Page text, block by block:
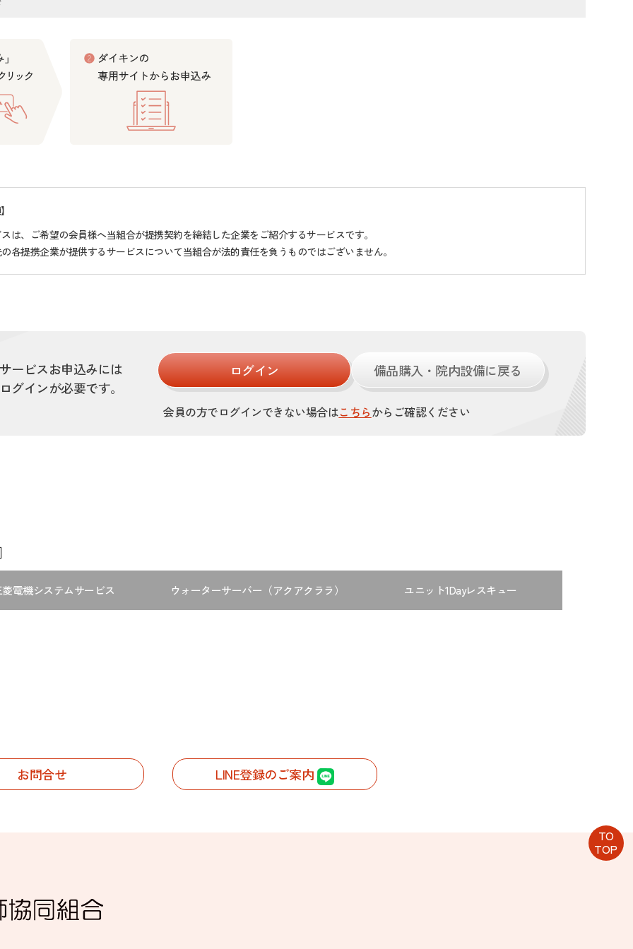
は、ご希望の会員様へ当組合が提携契約を締結した企業をご紹介するサービスです。
各提携企業が提供するサービスについて当組合が法的責任を負うものではございません。
ービスお申込みには
グインが必要です。
ログイン 備品購入・院内設備に戻る
会員の方でログインできない場合はこちらからご確認ください
電機システムサービス ウォーターサーバー（アクアクララ） ユニット1Dayレスキュー
お問合せ LINE登録のご案内
TO
TOP